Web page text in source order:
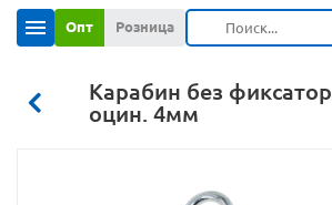
Опт Розница
Карабин без
оцин. 4мм